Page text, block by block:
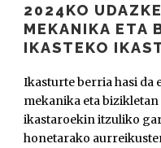
2024KO
MEKANIKA ETA
IKASTEKO
Ikasturte berria hasi da
mekanika eta
ikastaroekin itzuliko
honetarako